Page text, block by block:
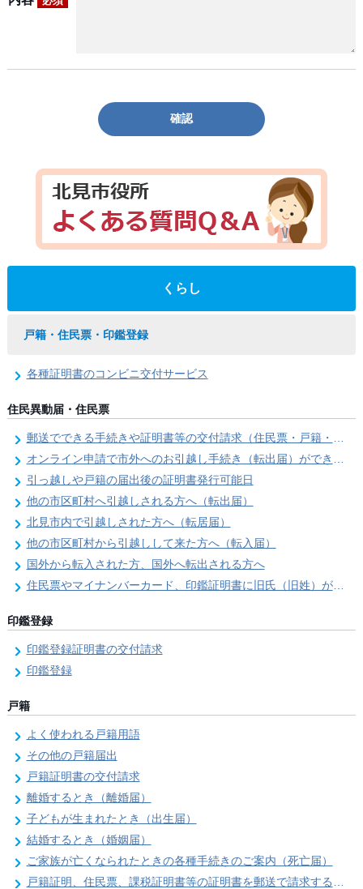
確認
くらし
戸籍・住民票・印鑑登録
各種証明書のコンビニ交付サービス
住民異動届・住民票
郵送でできる手続きや証明書等の交付請求（住民票・戸籍・国民年金関係）
オンライン申請で市外へのお引越し手続き（転出届）ができます
引っ越しや戸籍の届出後の証明書発行可能日
他の市区町村へ引越しされる方へ（転出届）
北見市内で引越しされた方へ（転居届）
他の市区町村から引越しして来た方へ（転入届）
国外から転入された方、国外へ転出される方へ
住民票やマイナンバーカード、印鑑証明書に旧氏（旧姓）が併記できるようになりました！
印鑑登録
印鑑登録証明書の交付請求
印鑑登録
戸籍
よく使われる戸籍用語
その他の戸籍届出
戸籍証明書の交付請求
離婚するとき（離婚届）
子どもが生まれたとき（出生届）
結婚するとき（婚姻届）
ご家族が亡くなられたときの各種手続きのご案内（死亡届）
戸籍証明、住民票、課税証明書等の証明書を郵送で請求する際の本人確認